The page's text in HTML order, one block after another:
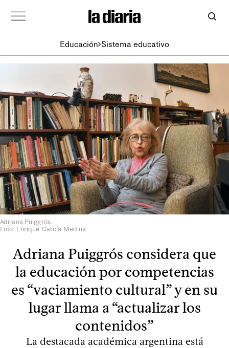
Educación Sistema educativo
Adriana Puiggrós.
Foto: Enrique García Medina
Adriana Puiggrós considera que
la educación por competencias
es “vaciamiento cultural” y en su
lugar llama a “actualizar los
contenidos”
La destacada académica argentina está